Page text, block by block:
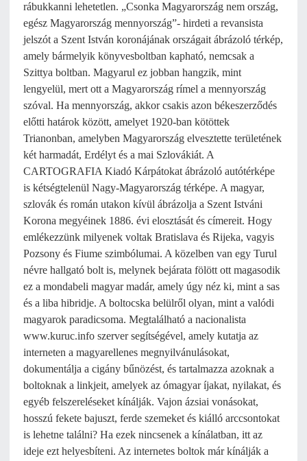
rábukkanni lehetetlen. „Csonka Magyarország nem ország,
egész Magyarország mennyország”- hirdeti a revansista
jelszót a Szent István koronájának országait ábrázoló térkép,
amely bármelyik könyvesboltban kapható, nemcsak a
Szittya boltban. Magyarul ez jobban hangzik, mint
lengyelül, mert ott a Magyarország rímel a mennyország
szóval. Ha mennyország, akkor csakis azon békeszerződés
előtti határok között, amelyet 1920-ban kötöttek
Trianonban, amelyben Magyarország elvesztette területének
két harmadát, Erdélyt és a mai Szlovákiát. A
CARTOGRAFIA Kiadó Kárpátokat ábrázoló autótérképe
is kétségtelenül Nagy-Magyarország térképe. A magyar,
szlovák és román utakon kívül ábrázolja a Szent Istváni
Korona megyéinek 1886. évi elosztását és címereit. Hogy
emlékezzünk milyenek voltak Bratislava és Rijeka, vagyis
Pozsony és Fiume szimbólumai. A közelben van egy Turul
névre hallgató bolt is, melynek bejárata fölött ott magasodik
ez a mondabeli magyar madár, amely úgy néz ki, mint a sas
és a liba hibridje. A boltocska belülről olyan, mint a valódi
magyarok paradicsoma. Megtalálható a nacionalista
www.kuruc.info szerver segítségével, amely kutatja az
interneten a magyarellenes megnyilvánulásokat,
dokumentálja a cigány bűnözést, és tartalmazza azoknak a
boltoknak a linkjeit, amelyek az ómagyar íjakat, nyilakat, és
egyéb felszereléseket kínálják. Vajon ázsiai vonásokat,
hosszú fekete bajuszt, ferde szemeket és kiálló arccsontokat
is lehetne találni? Ha ezek nincsenek a kínálatban, itt az
ideje ezt helyesbíteni. Az internetes boltok már kínálják a